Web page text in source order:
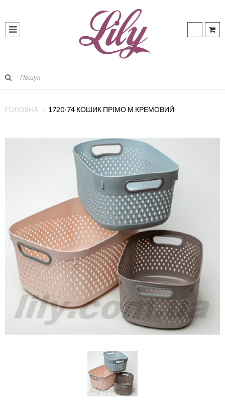
ГОЛОВНА 1720-74 КОШИК ПРІМО М КРЕМОВИЙ